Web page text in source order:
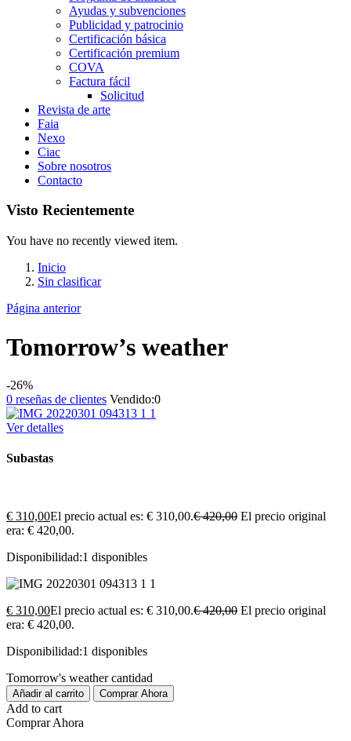
Ayudas y subvenciones
Publicidad y patrocinio
Certificación básica
Certificación premium
COVA
Factura fácil
Solicitud
Revista de arte
Faia
Nexo
Ciac
Sobre nosotros
Contacto
Visto Recientemente
You have no recently viewed item.
Inicio
Sin clasificar
Página anterior
Tomorrow’s weather
-26%
0 reseñas de clientes Vendido:0
Ver detalles
Subastas
€ 310,00El precio actual es: € 310,00.€420,00 El precio original
era: € 420,00.
Disponibilidad:1 disponibles
€ 310,00El precio actual es: € 310,00.€420,00 El precio original
era: € 420,00.
Disponibilidad:1 disponibles
Tomorrow's weather cantidad
Añadir al carrito Comprar Ahora
Add to cart
Comprar Ahora